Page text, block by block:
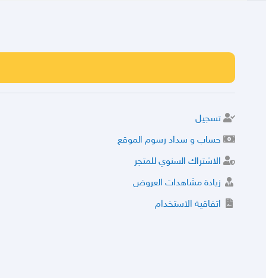
تسجيل
حساب و سداد رسوم الموقع
الاشتراك السنوي للمتجر
زيادة مشاهدات العروض
اتفاقية الاستخدام